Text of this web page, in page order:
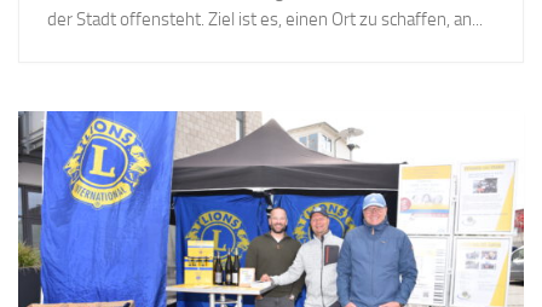
der Stadt offensteht. Ziel ist es, einen Ort zu schaffen, an...